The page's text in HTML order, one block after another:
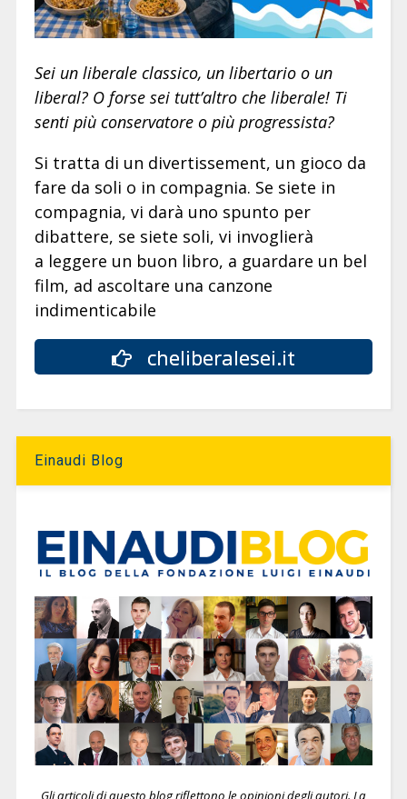
Sei un liberale classico, un libertario o un
liberal? O forse sei tutt’altro che liberale! Ti
senti più conservatore o più progressista?
Si tratta di un divertissement, un gioco da
fare da soli o in compagnia. Se siete in
compagnia, vi darà uno spunto per
dibattere, se siete soli, vi invoglierà
a leggere un buon libro, a guardare un bel
film, ad ascoltare una canzone
indimenticabile
cheliberalesei.it
Einaudi Blog
Gli articoli di questo blog riflettono le opinioni degli autori. La